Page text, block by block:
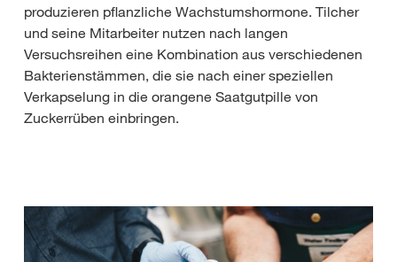
produzieren pflanzliche Wachstumshormone. Tilcher
und seine Mitarbeiter nutzen nach langen
Versuchsreihen eine Kombination aus verschiedenen
Bakterienstämmen, die sie nach einer speziellen
Verkapselung in die orangene Saatgutpille von
Zuckerrüben einbringen.